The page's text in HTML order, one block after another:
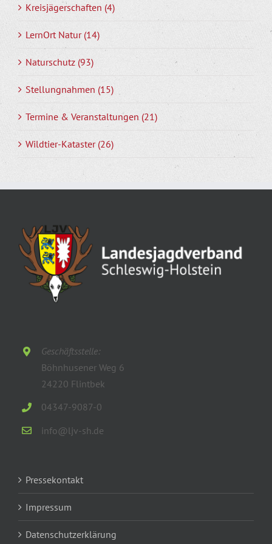
Kreisjägerschaften (4)
LernOrt Natur (14)
Naturschutz (93)
Stellungnahmen (15)
Termine & Veranstaltungen (21)
Wildtier-Kataster (26)
Geschäftsstelle:
Böhnhusener Weg 6
24220 Flintbek
04347-9087-0
info@ljv-sh.de
Pressekontakt
Impressum
Datenschutzerklärung